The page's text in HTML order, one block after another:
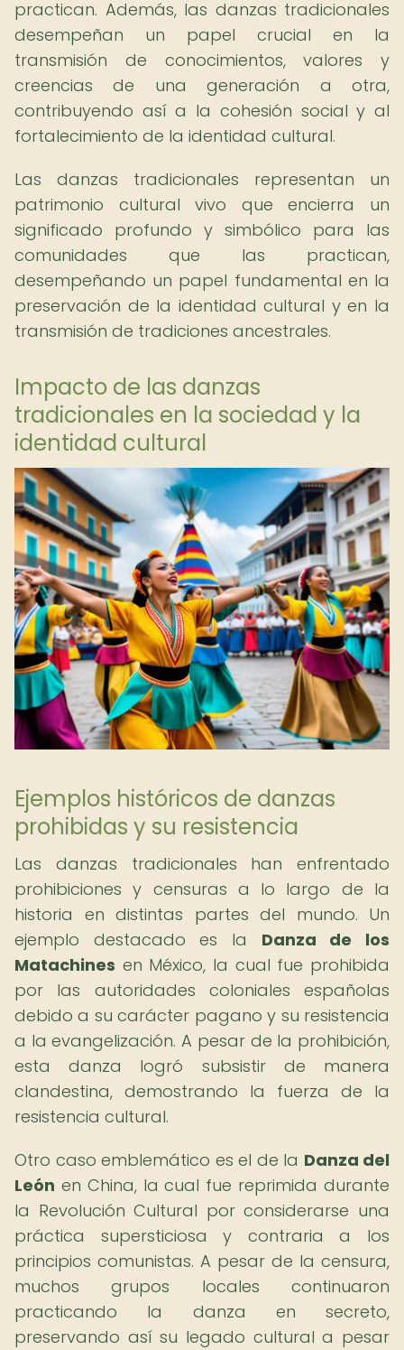
practican. Además, las danzas tradicionales
desempeñan un papel crucial en la
transmisión de conocimientos, valores y
creencias de una generación a otra,
contribuyendo así a la cohesión social y al
fortalecimiento de la identidad cultural.
Las danzas tradicionales representan un
patrimonio cultural vivo que encierra un
significado profundo y simbólico para las
comunidades que las practican,
desempeñando un papel fundamental en la
preservación de la identidad cultural y en la
transmisión de tradiciones ancestrales.
Impacto de las danzas
tradicionales en la sociedad y la
identidad cultural
Ejemplos históricos de danzas
prohibidas y su resistencia
Las danzas tradicionales han enfrentado
prohibiciones y censuras a lo largo de la
historia en distintas partes del mundo. Un
ejemplo destacado es la Danza de los
Matachines en México, la cual fue prohibida
por las autoridades coloniales españolas
debido a su carácter pagano y su resistencia
a la evangelización. A pesar de la prohibición,
esta danza logró subsistir de manera
clandestina, demostrando la fuerza de la
resistencia cultural.
Otro caso emblemático es el de la Danza del
León en China, la cual fue reprimida durante
la Revolución Cultural por considerarse una
práctica supersticiosa y contraria a los
principios comunistas. A pesar de la censura,
muchos grupos locales continuaron
practicando la danza en secreto,
preservando así su legado cultural a pesar